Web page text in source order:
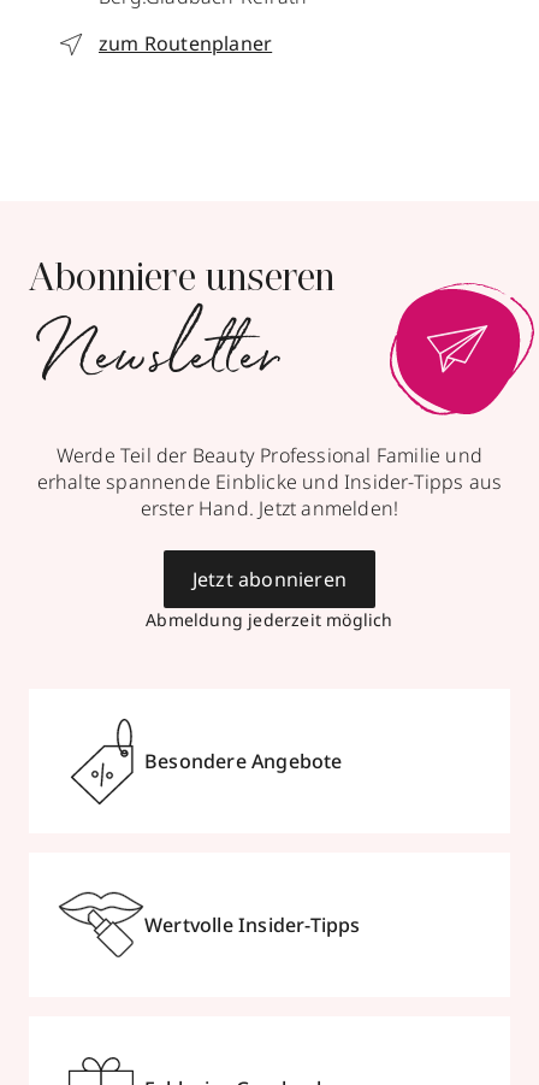
zum Routenplaner
Abonniere unseren
Newsletter
mit Trends
& Aktionen
Werde Teil der Beauty Professional Familie und
erhalte spannende Einblicke und Insider-Tipps aus
erster Hand. Jetzt anmelden!
Abmeldung jederzeit möglich
Jetzt abonnieren
Besondere Angebote
Wertvolle Insider-Tipps